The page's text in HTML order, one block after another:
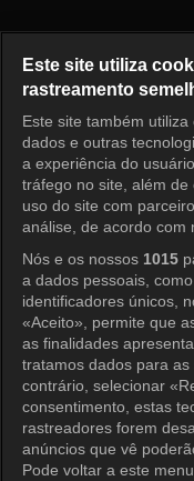
Este site utiliza
rastreamento
Este site também
dados e outras
a experiência do
tráfego no site, além
uso do site com
análise, de acordo com
Nós e os nossos 1015
a dados pessoais,
identificadores únicos,
«Aceito», permite que
as finalidades
tratamos dados para
contrário, selecionar
consentimento, estas
rastreadores forem
anúncios que vê
Pode voltar a este